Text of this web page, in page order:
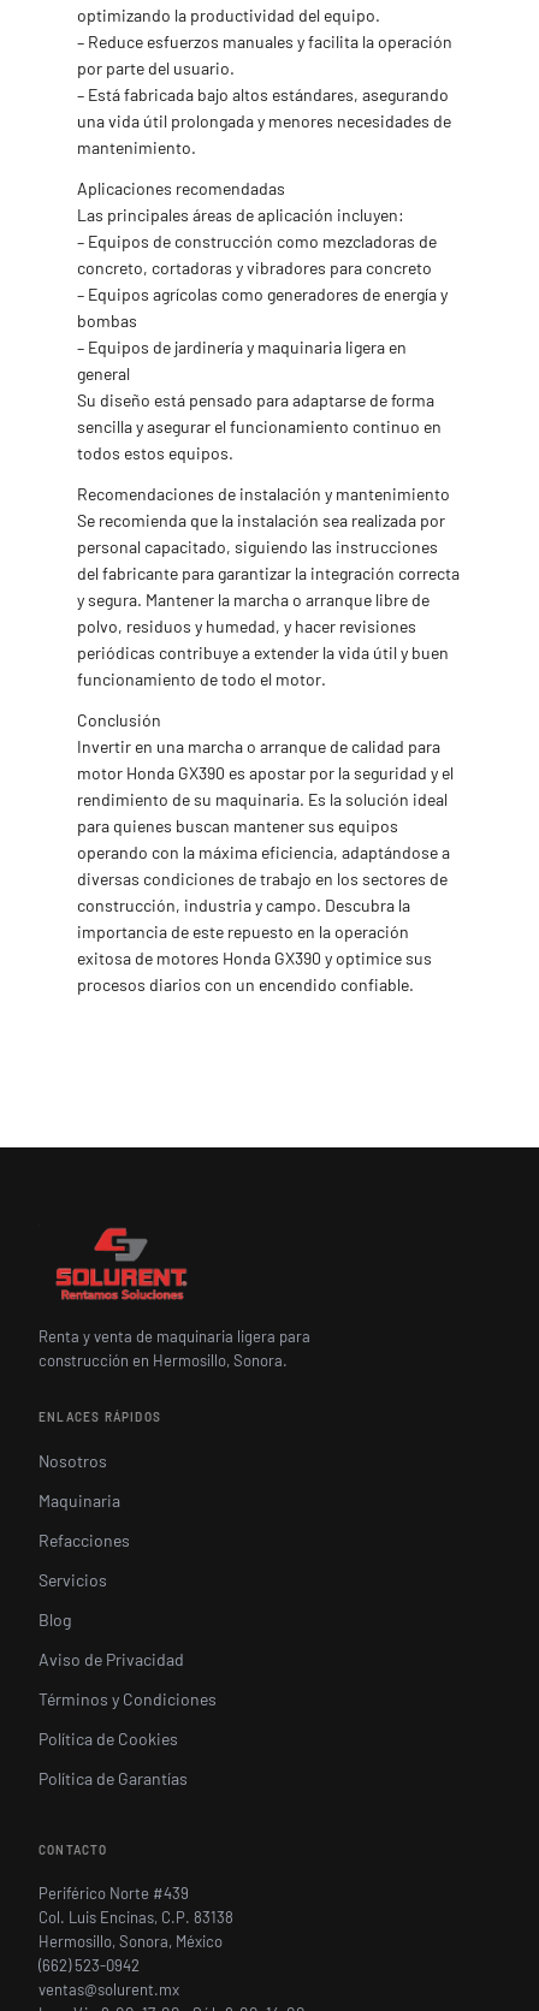
optimizando la productividad del equipo.
– Reduce esfuerzos manuales y facilita la operación
por parte del usuario.
– Está fabricada bajo altos estándares, asegurando
una vida útil prolongada y menores necesidades de
mantenimiento.
Aplicaciones recomendadas
Las principales áreas de aplicación incluyen:
– Equipos de construcción como mezcladoras de
concreto, cortadoras y vibradores para concreto
– Equipos agrícolas como generadores de energía y
bombas
– Equipos de jardinería y maquinaria ligera en
general
Su diseño está pensado para adaptarse de forma
sencilla y asegurar el funcionamiento continuo en
todos estos equipos.
Recomendaciones de instalación y mantenimiento
Se recomienda que la instalación sea realizada por
personal capacitado, siguiendo las instrucciones
del fabricante para garantizar la integración correcta
y segura. Mantener la marcha o arranque libre de
polvo, residuos y humedad, y hacer revisiones
periódicas contribuye a extender la vida útil y buen
funcionamiento de todo el motor.
Conclusión
Invertir en una marcha o arranque de calidad para
motor Honda GX390 es apostar por la seguridad y el
rendimiento de su maquinaria. Es la solución ideal
para quienes buscan mantener sus equipos
operando con la máxima eficiencia, adaptándose a
diversas condiciones de trabajo en los sectores de
construcción, industria y campo. Descubra la
importancia de este repuesto en la operación
exitosa de motores Honda GX390 y optimice sus
procesos diarios con un encendido confiable.
Renta y venta de maquinaria ligera para
construcción en Hermosillo, Sonora.
ENLACES RÁPIDOS
Nosotros
Maquinaria
Refacciones
Servicios
Blog
Aviso de Privacidad
Términos y Condiciones
Política de Cookies
Política de Garantías
CONTACTO
Periférico Norte #439
Col. Luis Encinas, C.P. 83138
Hermosillo, Sonora, México
(662) 523-0942
ventas@solurent.mx